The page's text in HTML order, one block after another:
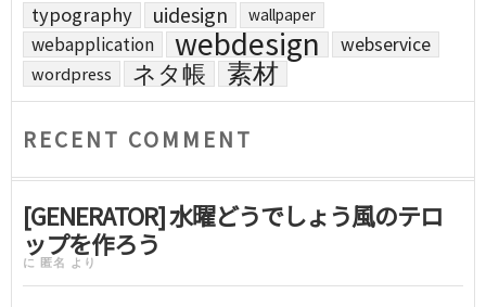
typography uidesign wallpaper
webapplication webdesign webservice
wordpress ネタ帳 素材
RECENT COMMENT
[GENERATOR] 水曜どうでしょう風のテロ
ップを作ろう
に 匿名 より